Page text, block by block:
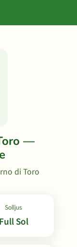
—
di Toro
Solljus
Full Sol